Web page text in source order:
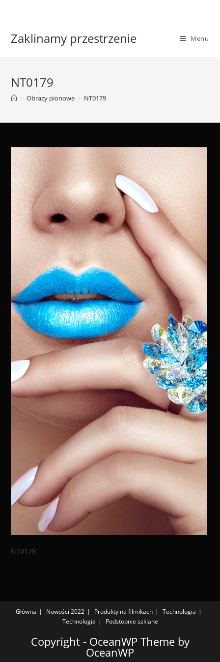
Zaklinamy przestrzenie Menu
NT0179
> Obrazy pionowe > NT0179
NT0179
Główna Nowości 2022 Produkty na filmikach
Technologia
Technologia
Podstopnie szklane
Copyright - OceanWP Theme by
OceanWP